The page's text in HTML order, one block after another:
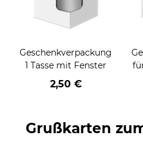
Geschenkverpackung
1 Tasse mit Fenster
2,50 €
Grußkarten